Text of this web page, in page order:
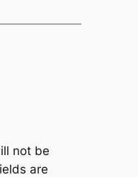
not be
are